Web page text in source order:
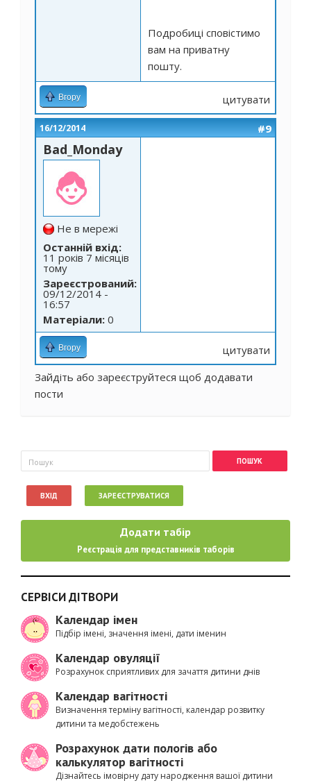
Подробиці сповістимо
вам на приватну
пошту.
Вгору цитувати
16/12/2014 #9
Bad_Monday
Не в мережі
Останній вхід:
11 років 7 місяців
тому
Зареєстрований:
09/12/2014 -
16:57
Матеріали: 0
Вгору
цитувати
Зайдіть або зареєструйтеся щоб додавати
пости
Пошукова форма
Пошук
ВХІД ЗАРЕЄСТРУВАТИСЯ
Додати табір
Реєстрація для представників таборів
СЕРВІСИ ДІТВОРИ
Календар імен
Підбір імені, значення імені, дати іменин
Календар овуляції
Розрахунок сприятливих для зачаття дитини днів
Календар вагітності
Визначення терміну вагітності, календар розвитку
дитини та медобстежень
Розрахунок дати пологів або
калькулятор вагітності
Дізнайтесь імовірну дату народження вашої дитини